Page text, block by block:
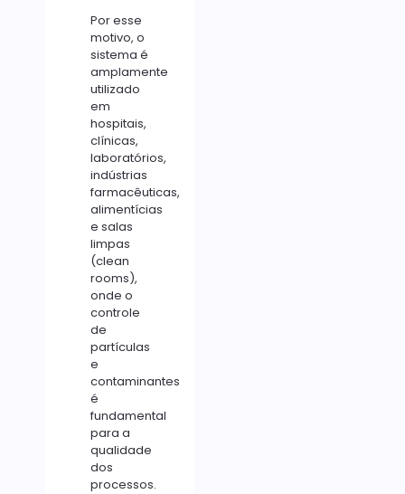
Por esse
motivo, o
sistema é
amplamente
utilizado
em
hospitais,
clínicas,
laboratórios,
indústrias
farmacêuticas,
alimentícias
e salas
limpas
(clean
rooms),
onde o
controle
de
partículas
e
contaminantes
é
fundamental
para a
qualidade
dos
processos.